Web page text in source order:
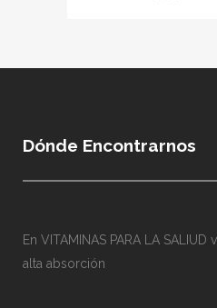
Dónde Encontrarnos
En VITAMINAS PARA LA
alta absorción